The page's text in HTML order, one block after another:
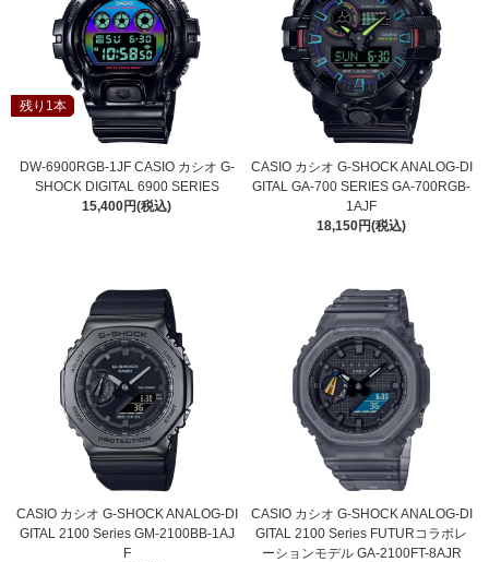
残り1本
DW-6900RGB-1JF CASIO カシオ G-
SHOCK DIGITAL 6900 SERIES
15,400円(税込)
CASIO カシオ G-SHOCK ANALOG-DI
GITAL GA-700 SERIES GA-700RGB-
1AJF
18,150円(税込)
CASIO カシオ G-SHOCK ANALOG-DI
GITAL 2100 Series GM-2100BB-1AJ
F
CASIO カシオ G-SHOCK ANALOG-DI
GITAL 2100 Series FUTURコラボレ
ーションモデル GA-2100FT-8AJR